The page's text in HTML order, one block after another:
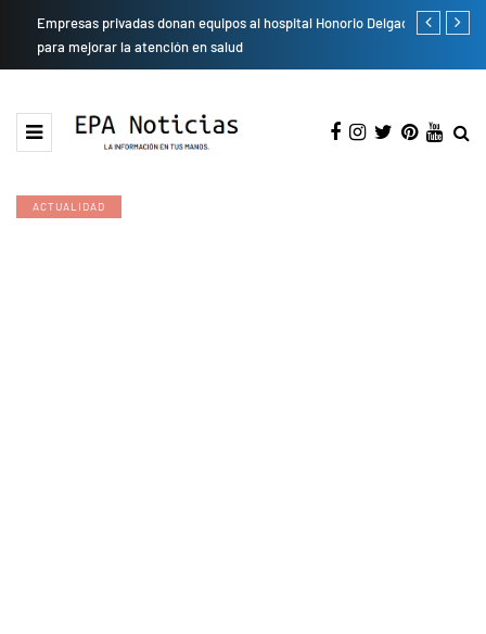
Empresas privadas donan equipos al hospital Honorio Delgado
para mejorar la atención en salud
Cambio de
ACTUALIDAD